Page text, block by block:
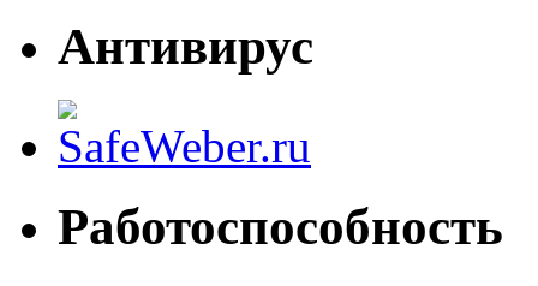
Антивирус
Работоспособность